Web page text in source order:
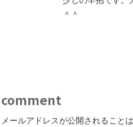
＾＾
comment
メールアドレスが公開されること